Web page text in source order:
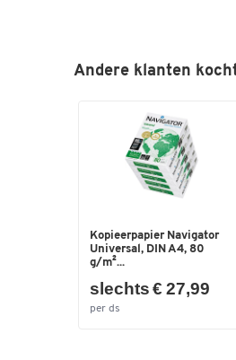
Andere klanten
Kopieerpapier Navigator
Universal, DIN A4, 80
g/m²...
slechts € 27,99
per ds